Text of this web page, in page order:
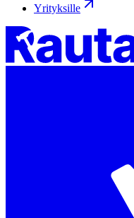
Yrityksille